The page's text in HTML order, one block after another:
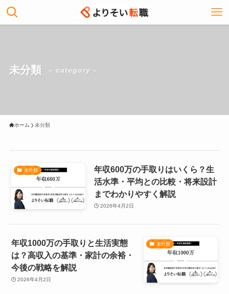
未分類 – category –
ホーム 未分類
未分類
年収600万の手取りはいくら？生
活水準・平均との比較・将来設計
までわかりやすく解説
2026年4月2日
未分類
年収1000万の手取りと生活実態
は？高収入の基準・家計の余裕・
今後の戦略を解説
2026年4月2日